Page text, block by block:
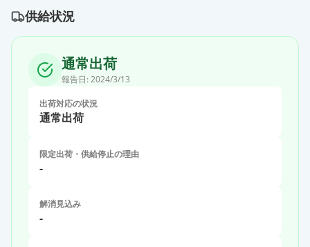
供給状況
通常出荷
報告日: 2024/3/13
出荷対応の状況
通常出荷
限定出荷・供給停止の理由
-
解消見込み
-